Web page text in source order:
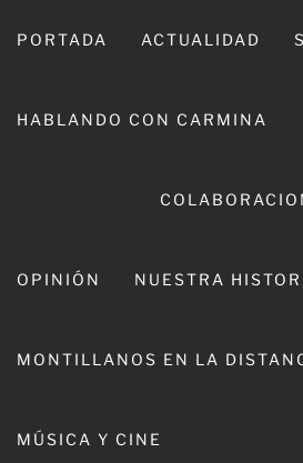
PORTADA ACTUALIDAD
HABLANDO CON CARMINA
OPINIÓN NUESTRA
MONTILLANOS EN LA
MÚSICA Y CINE